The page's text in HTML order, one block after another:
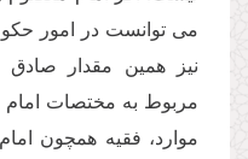
مى توانست در امور
نیز همین مقدار صادق
مربوط به مختصات
موارد، فقیه همچون